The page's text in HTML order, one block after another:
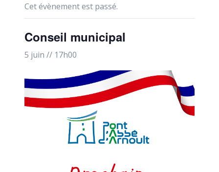
Cet évènement est passé.
Conseil municipal
5 juin // 17h00